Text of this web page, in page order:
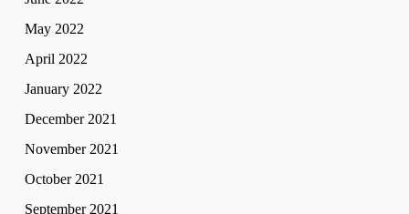
May 2022
April 2022
January 2022
December 2021
November 2021
October 2021
September 2021